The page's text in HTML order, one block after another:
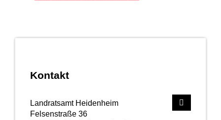
Kontakt
Landratsamt Heidenheim
Felsenstraße 36